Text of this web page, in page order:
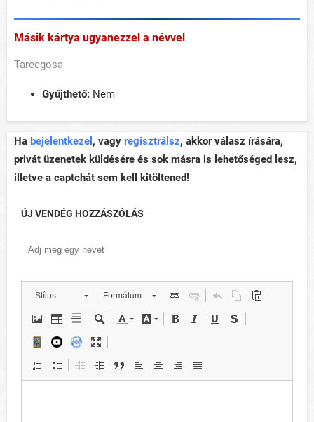
Másik kártya ugyanezzel a névvel
Tarecgosa
Gyűjthető: Nem
Ha bejelentkezel , vagy regisztrálsz, akkor válasz írására,
privát üzenetek küldésére és sok másra is lehetőséged lesz,
illetve a captchát sem kell kitöltened!
ÚJ VENDÉG HOZZÁSZÓLÁS
Stílus Formátum